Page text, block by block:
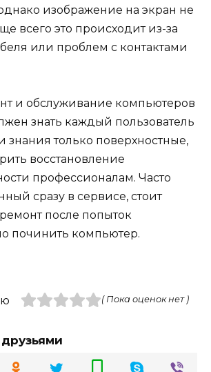
изображение на экран не
всего это происходит из-за
или проблем с контактами
и обслуживание компьютеров
знать каждый пользователь
знания только поверхностные,
восстановление
профессионалам. Часто
сразу в сервисе, стоит
после попыток
починить компьютер.
( Пока оценок нет )